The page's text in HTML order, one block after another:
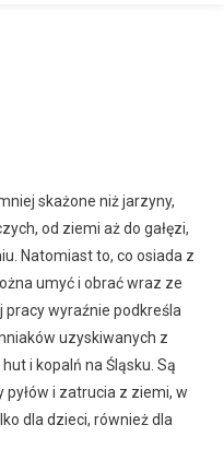
skażone niż jarzyny,
od ziemi aż do gałęzi,
Natomiast to, co osiada z
umyć i obrać wraz ze
wyraźnie podkreśla
uzyskiwanych z
i kopalń na Śląsku. Są
i zatrucia z ziemi, w
dla dzieci, również dla